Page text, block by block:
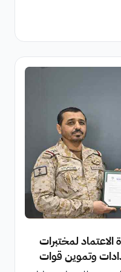
لمختبرات
وتموين قوات